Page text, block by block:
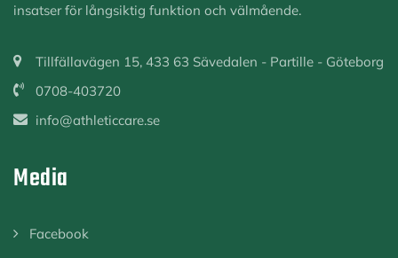
insatser för långsiktig funktion och välmående.
Tillfällavägen 15, 433 63 Sävedalen - Partille - Göteborg
0708-403720
info@athleticcare.se
Media
Facebook